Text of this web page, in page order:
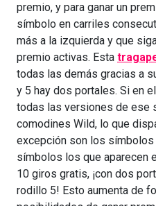
premio, y para ganar un
símbolo en carriles
más a la izquierda y que
premio activas. Esta
todas las demás gracias a
y 5 hay dos portales. Si en
todas las versiones de ese
comodines Wild, lo que
excepción son los
símbolos los que aparecen
10 giros gratis, ¡con dos
rodillo 5! Esto aumenta de